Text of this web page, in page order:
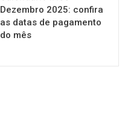
Dezembro 2025: confira
as datas de pagamento
do mês